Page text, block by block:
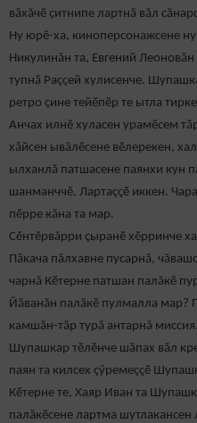
вăхăчӗ çитнипе лартнă вăл
Ну юрӗ-ха, киноперсонажсене
Никулинăн та, Евгений
тупнă Раççей хулисенче.
ретро çине тейӗпӗр те ытла
Анчах илнӗ хуласен урамӗсем
хăйсен ывăлӗсене вӗлерекен,
ылханлă патшасене паянхи кун
шанманччӗ. Лартаççӗ иккен.
пӗрре кăна та мар.
Сӗнтӗрвăрри çыранӗ хӗрринче
Пăкача пăлхавне пусарнă,
чарнă Кӗтерне патшан палăкӗ
Йăванăн палăкӗ пулмалла мар?
камшăн-тăр турă антарнă
Шупашкар тӗлӗнче шăпах вăл
паян та килсех çӳремеççӗ
Кӗтерне те, Хаяр Иван та
палăкӗсене лартма шутлакансен